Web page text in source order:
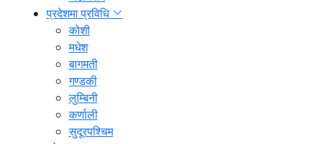
प्रदेशमा प्रविधि
कोशी
मधेश
बागमती
गण्डकी
लुम्बिनी
कर्णाली
सुदूरपश्चिम